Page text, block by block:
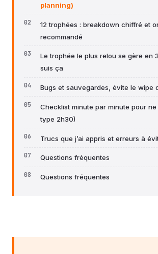
planning)
12 trophées : breakdown chiffré et
recommandé
Le trophée le plus relou se gère en
suis ça
Bugs et sauvegardes, évite le wipe
Checklist minute par minute pour
type 2h30)
Trucs que j’ai appris et erreurs à
Questions fréquentes
Questions fréquentes